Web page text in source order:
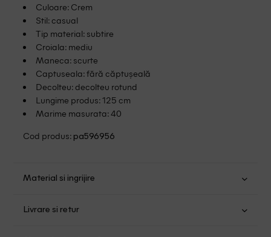
Culoare: Crem
Stil: casual
Tip material: subtire
Croiala: mediu
Maneca: scurte
Captuseala: fără căptușeală
Decolteu: decolteu rotund
Lungime produs: 125 cm
Marime masurata: 40
Cod produs: pa596956
Material si ingrijire
Livrare si retur